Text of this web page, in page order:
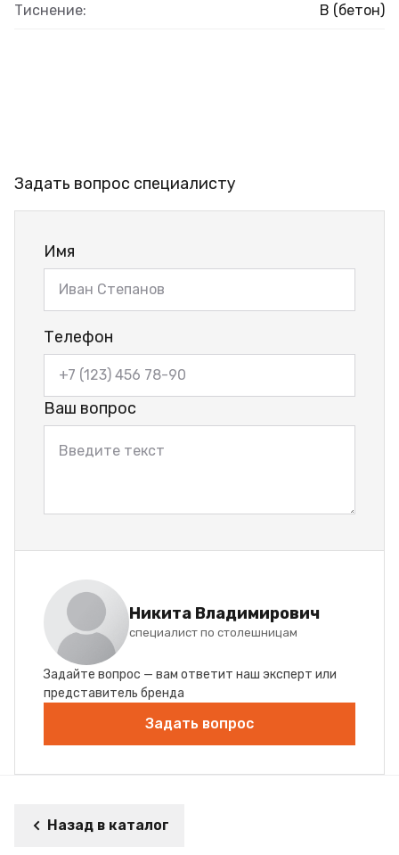
Тиснение: B (бетон)
Задать вопрос специалисту
Имя
Телефон
Ваш вопрос
Никита Владимирович
специалист по столешницам
Задайте вопрос — вам ответит наш эксперт или
представитель бренда
Задать вопрос
Назад в каталог